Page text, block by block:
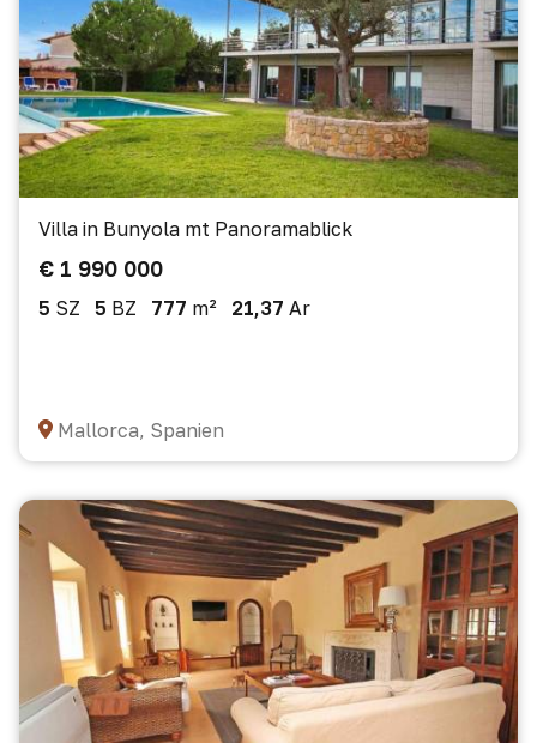
Villa in Bunyola mt Panoramablick
€ 1 990 000
5 SZ 5 BZ 777 m² 21,37 Ar
Mallorca, Spanien